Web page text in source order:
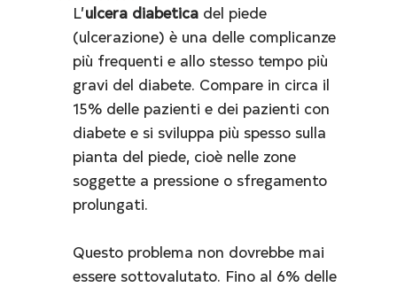
L’ulcera diabetica del piede
(ulcerazione) è una delle complicanze
più frequenti e allo stesso tempo più
gravi del diabete. Compare in circa il
15% delle pazienti e dei pazienti con
diabete e si sviluppa più spesso sulla
pianta del piede, cioè nelle zone
soggette a pressione o sfregamento
prolungati.
Questo problema non dovrebbe mai
essere sottovalutato. Fino al 6% delle